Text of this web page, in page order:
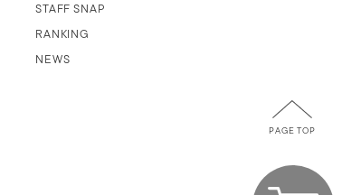
STAFF SNAP
RANKING
NEWS
PAGE TOP